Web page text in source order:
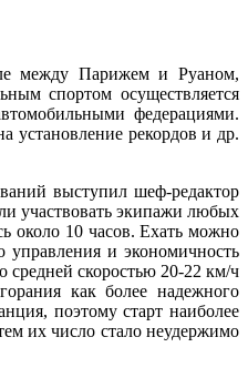
между Парижем и Руаном,
спортом осуществляется
федерациями.
установление рекордов и др.
выступил шеф-редактор
участвовать экипажи любых
около 10 часов. Ехать можно
управления и экономичность
скоростью 20-22 км/ч
как более надежного
поэтому старт наиболее
их число стало неудержимо